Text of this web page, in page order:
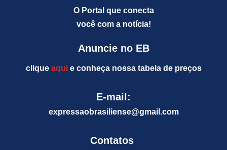
O Portal que conecta
você com a notícia!
Anuncie no EB
clique aquie conheça nossa tabela de preços
E-mail:
expressaobrasiliense@gmail.com
Contatos